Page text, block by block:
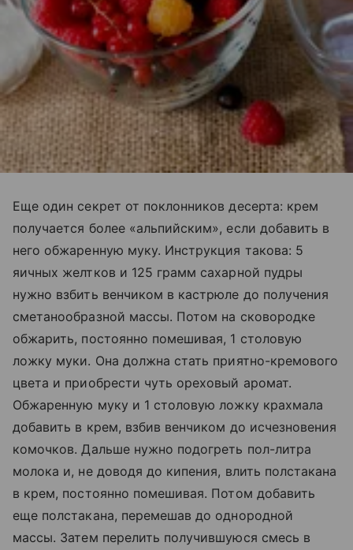
Еще один секрет от поклонников десерта: крем
получается более «альпийским», если добавить в
него обжаренную муку. Инструкция такова: 5
яичных желтков и 125 грамм сахарной пудры
нужно взбить венчиком в кастрюле до получения
сметанообразной массы. Потом на сковородке
обжарить, постоянно помешивая, 1 столовую
ложку муки. Она должна стать приятно-кремового
цвета и приобрести чуть ореховый аромат.
Обжаренную муку и 1 столовую ложку крахмала
добавить в крем, взбив венчиком до исчезновения
комочков. Дальше нужно подогреть пол-литра
молока и, не доводя до кипения, влить полстакана
в крем, постоянно помешивая. Потом добавить
еще полстакана, перемешав до однородной
массы. Затем перелить получившуюся смесь в